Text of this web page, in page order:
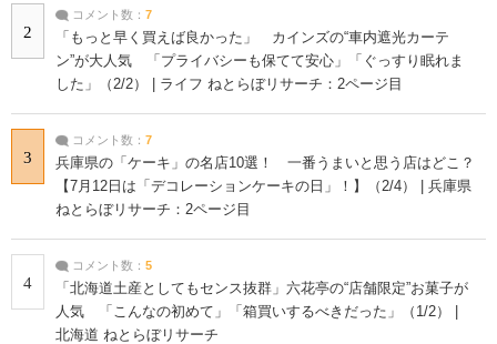
2
コメント数： 7
「もっと早く買えば良かった」 カインズの“車内遮光カーテ
ン”が大人気 「プライバシーも保てて安心」「ぐっすり眠れま
した」（2/2） | ライフ ねとらぼリサーチ：2ページ目
3
コメント数： 7
兵庫県の「ケーキ」の名店10選！ 一番うまいと思う店はどこ？
【7月12日は「デコレーションケーキの日」！】（2/4） | 兵庫県
ねとらぼリサーチ：2ページ目
4
コメント数： 5
「北海道土産としてもセンス抜群」六花亭の“店舗限定”お菓子が
人気 「こんなの初めて」「箱買いするべきだった」（1/2） |
北海道 ねとらぼリサーチ